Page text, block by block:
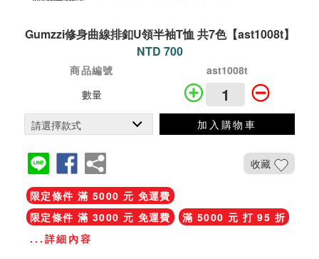
Gumzzi修身曲線排釦U領半袖T恤 共7色【ast1008t】
NTD 700
商品編號
ast1008t
數量
加入購物車
收藏
限定條件 滿 5000 元 免運費
限定條件 滿 3000 元 免運費
滿 5000 元 打 95 折
...詳細內容